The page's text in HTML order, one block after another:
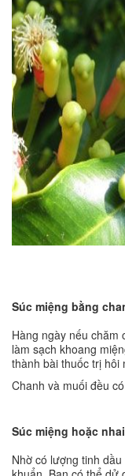
Súc miệng bằng
Hàng ngày nếu chăm
làm sạch khoang
thành bài thuốc trị hôi
Chanh và muối đều
Súc miệng hoặc
Nhờ có lượng tinh